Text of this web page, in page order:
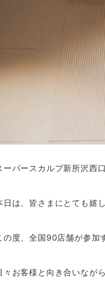
ーパースカルプ新所沢西
日は、皆さまにとても嬉
の度、全国90店舗が参加
々お客様と向き合いなが